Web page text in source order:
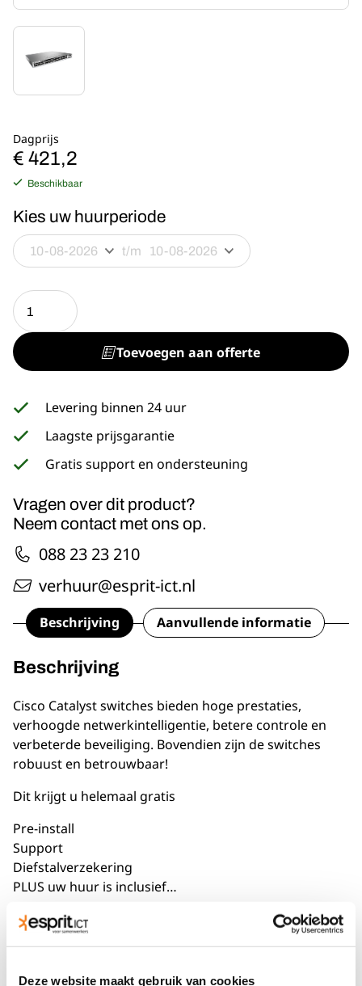
Deze website maakt gebruik van cookies
Dagprijs
€ 421,2
Beschikbaar
Kies uw huurperiode
t/m
Cisco
Catalyst
3850
48
ports
POE
aantal
Toevoegen aan offerte
Levering binnen 24 uur
Laagste prijsgarantie
Gratis support en ondersteuning
Vragen over dit product?
Neem contact met ons op.
088 23 23 210
verhuur@esprit-ict.nl
Beschrijving Aanvullende informatie
Beschrijving
Cisco Catalyst switches bieden hoge prestaties,
verhoogde netwerkintelligentie, betere controle en
verbeterde beveiliging. Bovendien zijn de switches
robuust en betrouwbaar!
Dit krijgt u helemaal gratis
Pre-install
Support
Diefstalverzekering
PLUS uw huur is inclusief…
Altijd verlengen of overname optie na huur
Ervaring en kennis van de verhuurspecialist
Stevige verpakking